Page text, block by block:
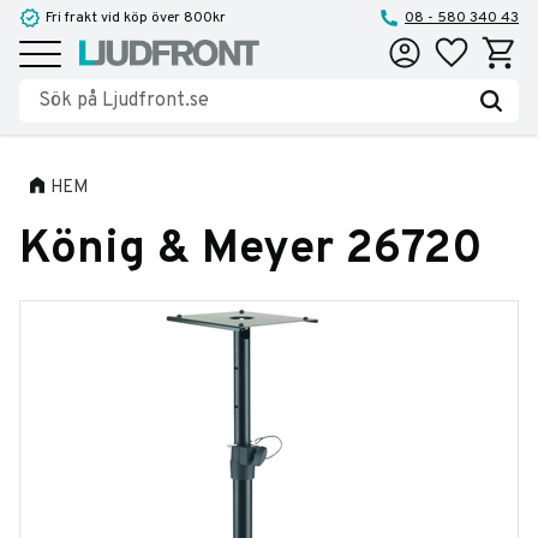
Meny
Fri frakt vid köp över 800kr 08 - 580 340 43
Favoriter
HEM
König & Meyer 26720